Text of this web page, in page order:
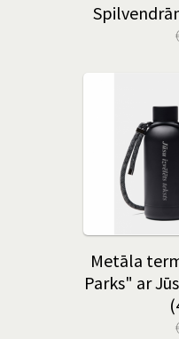
Metāla
Parks" ar